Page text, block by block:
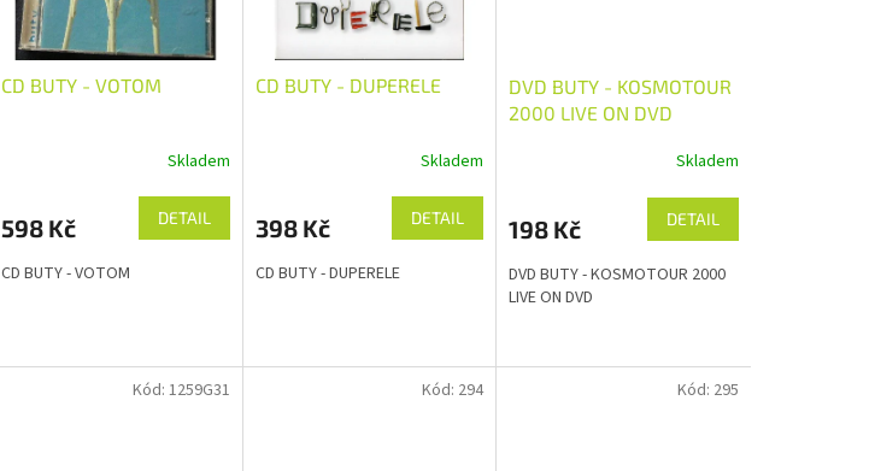
CD BUTY - VOTOM
Skladem
598 Kč DETAIL
CD BUTY - VOTOM
CD BUTY - DUPERELE
Skladem
398 Kč DETAIL
CD BUTY - DUPERELE
DVD BUTY - KOSMOTOUR
2000 LIVE ON DVD
Skladem
198 Kč DETAIL
DVD BUTY - KOSMOTOUR 2000
LIVE ON DVD
Kód: 1259G31 Kód: 294 Kód: 295